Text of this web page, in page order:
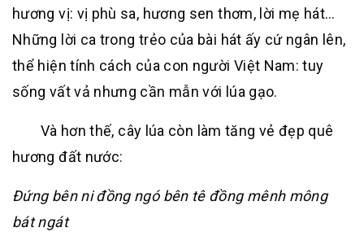
hương vị: vị phù sa, hương sen thơm, lời mẹ hát…
Những lời ca trong trẻo của bài hát ấy cứ ngân lên,
thể hiện tính cách của con người Việt Nam: tuy
sống vất vả nhưng cần mẫn với lúa gạo.
Và hơn thế, cây lúa còn làm tăng vẻ đẹp quê
hương đất nước:
Đứng bên ni đồng ngó bên tê đồng mênh mông
bát ngát